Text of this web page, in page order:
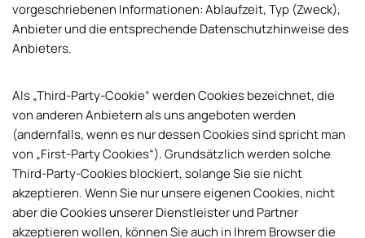
vorgeschriebenen Informationen: Ablaufzeit, Typ (Zweck),
Anbieter und die entsprechende Datenschutzhinweise des
Anbieters.
Als „Third-Party-Cookie“ werden Cookies bezeichnet, die
von anderen Anbietern als uns angeboten werden
(andernfalls, wenn es nur dessen Cookies sind spricht man
von „First-Party Cookies“). Grundsätzlich werden solche
Third-Party-Cookies blockiert, solange Sie sie nicht
akzeptieren. Wenn Sie nur unsere eigenen Cookies, nicht
aber die Cookies unserer Dienstleister und Partner
akzeptieren wollen, können Sie auch in Ihrem Browser die